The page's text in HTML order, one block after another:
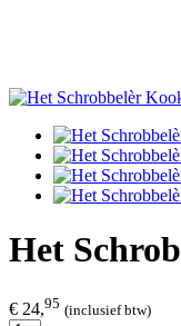
Het
€ 24,95 (inclusief btw)